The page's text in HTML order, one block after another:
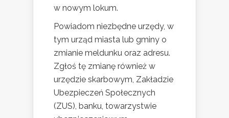
w nowym lokum.
Powiadom niezbędne urzędy, w
tym urząd miasta lub gminy o
zmianie meldunku oraz adresu.
Zgłoś tę zmianę również w
urzędzie skarbowym, Zakładzie
Ubezpieczeń Społecznych
(ZUS), banku, towarzystwie